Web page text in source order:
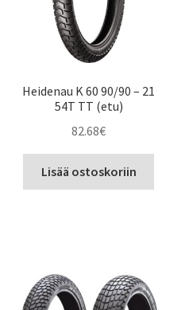
Heidenau K 60 90/90 – 21
54T TT (etu)
82.68€
Lisää ostoskoriin